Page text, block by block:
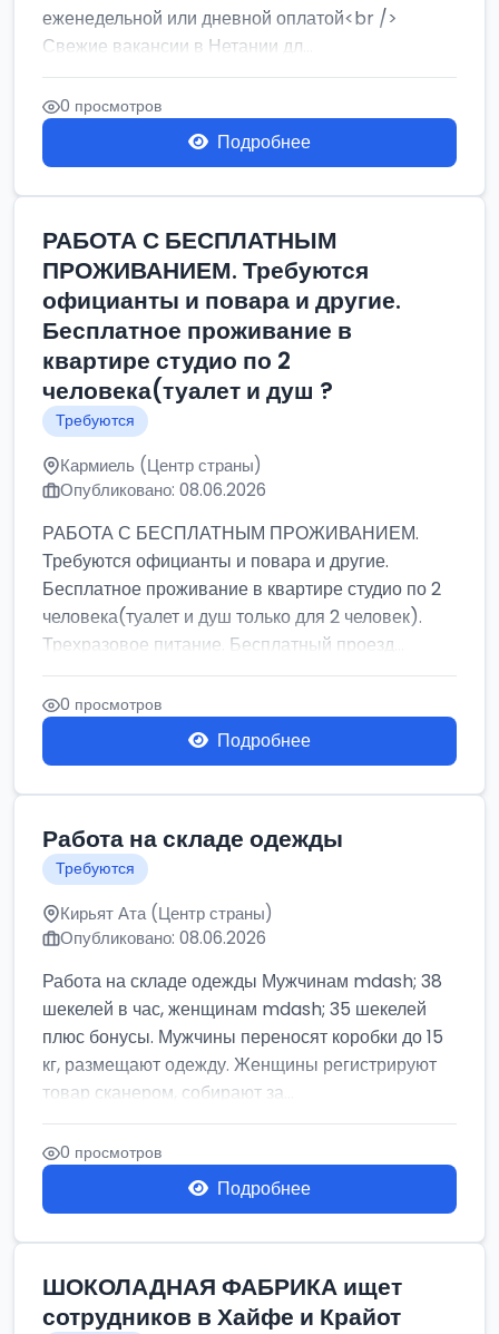
еженедельной или дневной оплатой<br />
Свежие вакансии в Нетании дл...
0 просмотров
Подробнее
РАБОТА С БЕСПЛАТНЫМ
ПРОЖИВАНИЕМ. Требуются
официанты и повара и другие.
Бесплатное проживание в
квартире студио по 2
человека(туалет и душ ?
Требуются
Кармиель (Центр страны)
Опубликовано: 08.06.2026
РАБОТА С БЕСПЛАТНЫМ ПРОЖИВАНИЕМ.
Требуются официанты и повара и другие.
Бесплатное проживание в квартире студио по 2
человека(туалет и душ только для 2 человек).
Трехразовое питание. Бесплатный проезд...
0 просмотров
Подробнее
Работа на складе одежды
Требуются
Кирьят Ата (Центр страны)
Опубликовано: 08.06.2026
Работа на складе одежды Мужчинам mdash; 38
шекелей в час, женщинам mdash; 35 шекелей
плюс бонусы. Мужчины переносят коробки до 15
кг, размещают одежду. Женщины регистрируют
товар сканером, собирают за...
0 просмотров
Подробнее
ШОКОЛАДНАЯ ФАБРИКА ищет
сотрудников в Хайфе и Крайот